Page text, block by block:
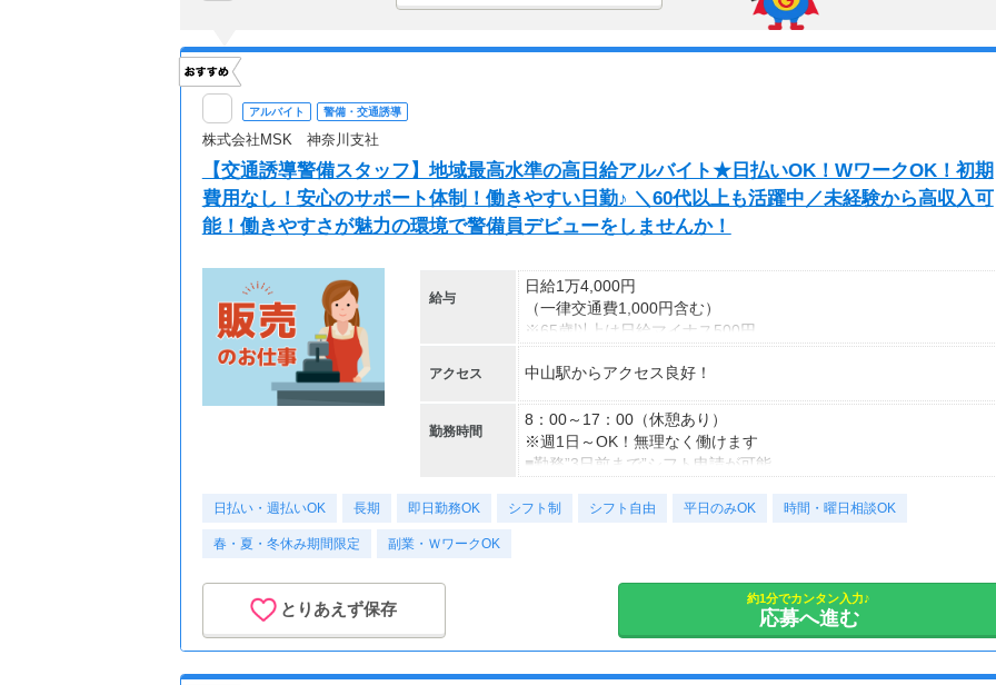
アルバイト 警備・交通誘導
株式会社MSK 神奈川支社
【交通誘導警備スタッフ】地域最高水準の高日給アルバイト★日払いOK！WワークOK！初期
費用なし！安心のサポート体制！働きやすい日勤♪ ＼60代以上も活躍中／未経験から高収入可
能！働きやすさが魅力の環境で警備員デビューをしませんか！
給与
日給1万4,000円
（一律交通費1,000円含む）
※65歳以上は日給マイナス500円
---
■交通誘導2級以上の資格をお持ちの方は
日給1万4,000円
（一律交通費1,000円含む）
※70歳以上は日給マイナス1,000円
■65歳～69歳迄では他の年代と同じ現場でも
安全面・体力面の考慮により比較的低負荷の業務、
70歳以降では低負荷業務や季節により
アクセス 中山駅からアクセス良好！
勤務時間
8：00～17：00（休憩あり）
※週1日～OK！無理なく働けます
■勤務”3日前まで”シフト申請が可能
～勤務日数のご相談もお気軽に！～
日払い・週払いOK 長期 即日勤務OK シフト制 シフト自由 平日のみOK 時間・曜日相談OK
春・夏・冬休み期間限定 副業・ＷワークOK
とりあえず保存
約1分でカンタン入力♪
応募へ進む